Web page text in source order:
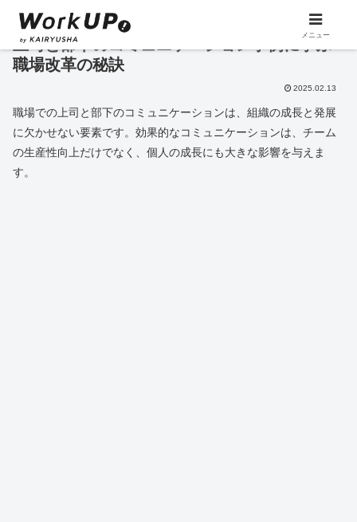
上司と部下のコミュニケーション事例に学ぶ
職場改革の秘訣
2025.02.13
職場での上司と部下のコミュニケーションは、組織の成長と発展
に欠かせない要素です。効果的なコミュニケーションは、チーム
の生産性向上だけでなく、個人の成長にも大きな影響を与えま
す。
メニュー